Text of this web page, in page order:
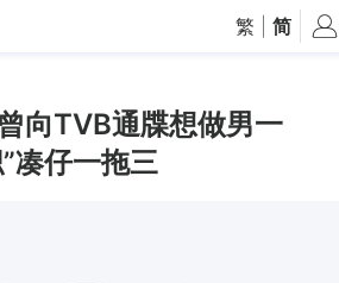
繁 简
向TVB通牒想做男一
凑仔一拖三